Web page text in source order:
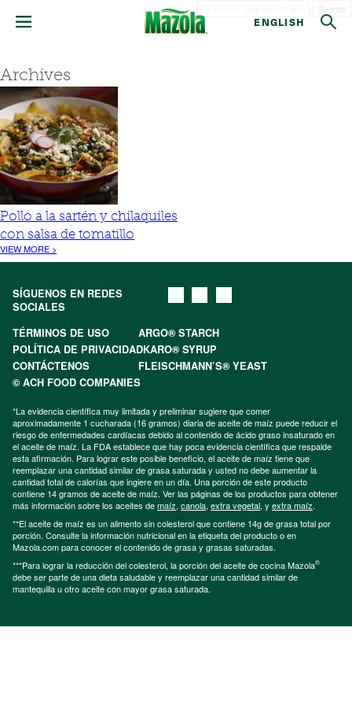
ENGLISH
Archives
Pollo a la sartén y chilaquiles
con salsa de tomatillo
VIEW MORE >
SÍGUENOS EN REDES
SOCIALES
TÉRMINOS DE USO
ARGO® STARCH
POLÍTICA DE PRIVACIDADKARO® SYRUP
CONTÁCTENOS
FLEISCHMANN’S® YEAST
© ACH FOOD COMPANIES
*La evidencia científica muy limitada y preliminar sugiere que comer
aproximadamente 1 cucharada (16 gramos) diaria de aceite de maíz puede reducir el
riesgo de enfermedades cardíacas debido al contenido de ácido graso insaturado en
el aceite de maíz. La FDA establece que hay poca evidencia científica que respalde
esta afirmación. Para lograr este posible beneficio, el aceite de maíz tiene que
reemplazar una cantidad similar de grasa saturada y usted no debe aumentar la
cantidad total de calorías que ingiere en un día. Una porción de este producto
contiene 14 gramos de aceite de maíz. Ver las páginas de los productos para obtener
más información sobre los aceites demaíz, canola, extra vegetal, y extra maíz.
**El aceite de maíz es un alimento sin colesterol que contiene 14g de grasa total por
porción. Consulte la información nutricional en la etiqueta del producto o en
Mazola.com para conocer el contenido de grasa y grasas saturadas.
***Para lograr la reducción del colesterol, la porción del aceite de cocina Mazola®
debe ser parte de una dieta saludable y reemplazar una cantidad similar de
mantequilla u otro aceite con mayor grasa saturada.